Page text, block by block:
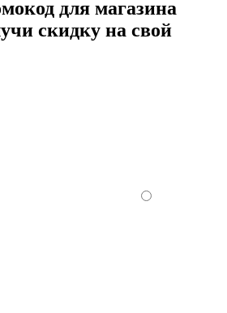
для магазина
скидку на свой